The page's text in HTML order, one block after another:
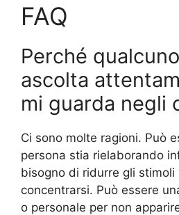
FAQ
Perché
ascolta
mi guarda negli
Ci sono molte ragioni. Può
persona stia rielaborando
bisogno di ridurre gli stimoli
concentrarsi. Può essere
o personale per non